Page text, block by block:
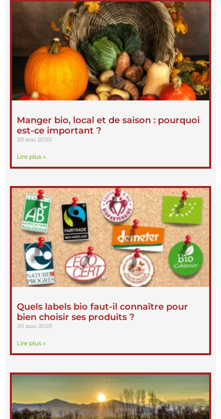
Manger bio, local et de saison : pourquoi
est-ce important ?
29 mai 2025
Lire plus »
Quels labels bio faut-il connaître pour
bien choisir ses produits ?
20 mai 2025
Lire plus »